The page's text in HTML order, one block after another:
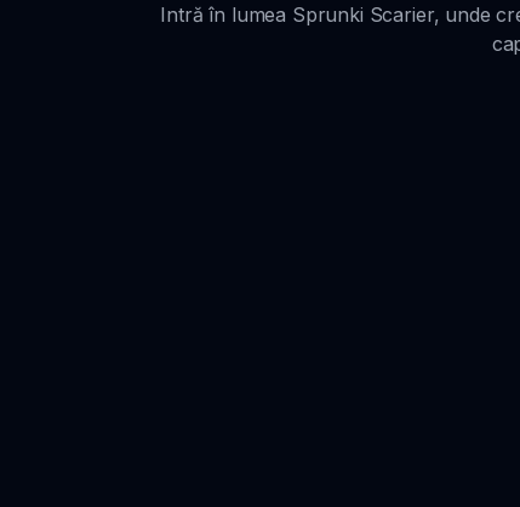
Intră în lumea Sprunki Scarier, unde